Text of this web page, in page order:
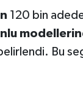
120 bin adede
Bu